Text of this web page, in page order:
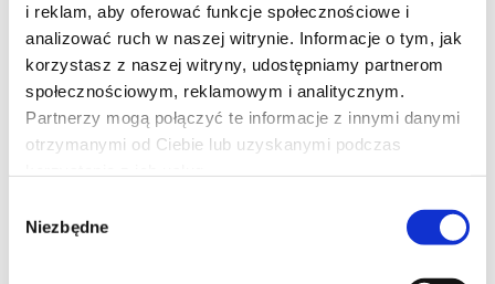
i reklam, aby oferować funkcje społecznościowe i
analizować ruch w naszej witrynie. Informacje o tym, jak
korzystasz z naszej witryny, udostępniamy partnerom
społecznościowym, reklamowym i analitycznym.
Partnerzy mogą połączyć te informacje z innymi danymi
otrzymanymi od Ciebie lub uzyskanymi podczas
zgody
Niezbędne
REMINDERS OF HIM. CZĄSTKA
Po powrocie do rodzinnego miasta z więzienia, gdzie trafiła za